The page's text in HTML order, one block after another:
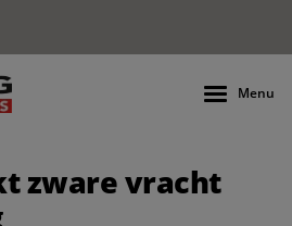
Menu
zware vracht